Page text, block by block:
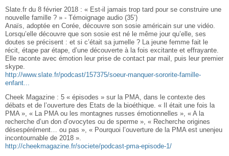
Slate.fr du 8 février 2018 : « Est-il jamais trop tard pour se construire une
nouvelle famille ? » - Témoignage audio (35’)
Anaïs, adoptée en Corée, découvre son sosie américain sur une vidéo.
Lorsqu’elle découvre que son sosie est né le même jour qu’elle, ses
doutes se précisent : et si c’était sa jumelle ? La jeune femme fait le
récit, étape par étape, d’une découverte à la fois excitante et effrayante.
Elle raconte avec émotion leur prise de contact par mail, puis leur premier
skype.
http://www.slate.fr/podcast/157375/soeur-manquer-sororite-famille-
enfant...
Cheek Magazine : 5 « épisodes » sur la PMA, dans le contexte des
débats et de l’ouverture des Etats de la bioéthique. « Il était une fois la
PMA », « La PMA ou les montagnes russes émotionnelles », « A la
recherche d’un don d’ovocytes ou de sperme », « Recherche origines
désespérément… ou pas », « Pourquoi l’ouverture de la PMA est unenjeu
incontournable de 2018 ».
http://cheekmagazine.fr/societe/podcast-pma-episode-1/